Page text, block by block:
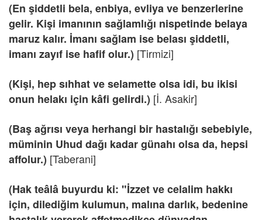
(En şiddetli bela, enbiya, evliya ve benzerlerine
gelir. Kişi imanının sağlamlığı nispetinde belaya
maruz kalır. İmanı sağlam ise belası şiddetli,
imanı zayıf ise hafif olur.) [Tirmizi]
(Kişi, hep sıhhat ve selamette olsa idi, bu ikisi
onun helakı için kâfi gelirdi.) [İ. Asakir]
(Baş ağrısı veya herhangi bir hastalığı sebebiyle,
müminin Uhud dağı kadar günahı olsa da, hepsi
affolur.) [Taberani]
(Hak teâlâ buyurdu ki: "İzzet ve celalim hakkı
için, dilediğim kulumun, malına darlık, bedenine